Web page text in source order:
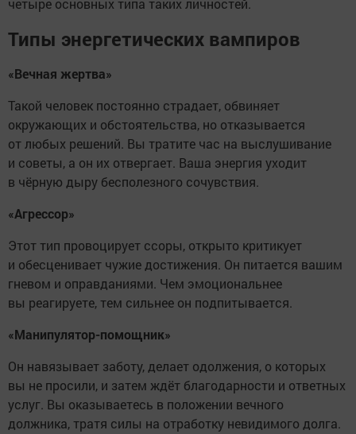
четыре основных типа таких личностей.
Типы энергетических вампиров
«Вечная жертва»
Такой человек постоянно страдает, обвиняет
окружающих и обстоятельства, но отказывается
от любых решений. Вы тратите час на выслушивание
и советы, а он их отвергает. Ваша энергия уходит
в чёрную дыру бесполезного сочувствия.
«Агрессор»
Этот тип провоцирует ссоры, открыто критикует
и обесценивает чужие достижения. Он питается вашим
гневом и оправданиями. Чем эмоциональнее
вы реагируете, тем сильнее он подпитывается.
«Манипулятор-помощник»
Он навязывает заботу, делает одолжения, о которых
вы не просили, и затем ждёт благодарности и ответных
услуг. Вы оказываетесь в положении вечного
должника, тратя силы на отработку невидимого долга.